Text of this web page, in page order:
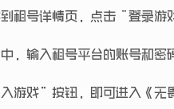
租号详情页，点击“登录游
，输入租号平台的账号和密
游戏”按钮，即可进入《无